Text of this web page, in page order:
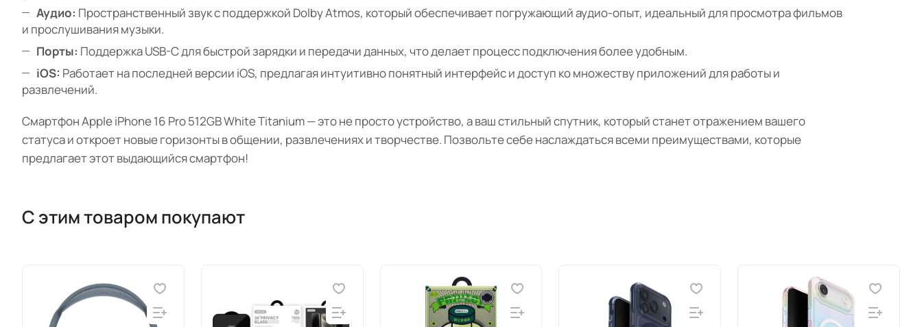
Аудио: Пространственный звук с поддержкой Dolby Atmos, который обеспечивает погружающий аудио-опыт, идеальный для просмотра фильмов
и прослушивания музыки.
Порты: Поддержка USB-C для быстрой зарядки и передачи данных, что делает процесс подключения более удобным.
iOS: Работает на последней версии iOS, предлагая интуитивно понятный интерфейс и доступ ко множеству приложений для работы и
развлечений.
Смартфон Apple iPhone 16 Pro 512GB White Titanium — это не просто устройство, а ваш стильный спутник, который станет отражением вашего
статуса и откроет новые горизонты в общении, развлечениях и творчестве. Позвольте себе наслаждаться всеми преимуществами, которые
предлагает этот выдающийся смартфон!
С этим товаром покупают